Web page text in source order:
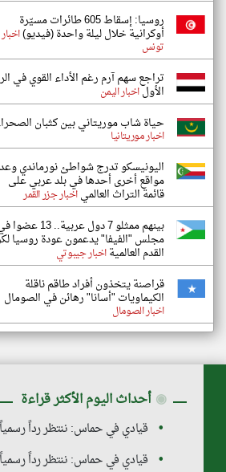
روسيا: إسقاط 605 طائرات مسيّرة
أوكرانية خلال ليلة واحدة (فيديو)اخبار
تونس
تراجع سهم آرم رغم الأداء القوي في
الأولاخبار اليمن
حياة شاب موريتاني بين كثبان
اخبار موريتانيا
اليونيسكو تدرج شواطئ نورماندي
مواقع أخرى أحدها في بلد عربي على
قائمة التراث العالمياخبار جزر القمر
بينهم ممثلو 7 دول عربية.. 13
مجلس "الفيفا" يدعمون عودة روسيا
القدم العالميةاخبار جيبوتي
قراصنة يتخذون أفراد طاقم ناقلة
الكيماويات "أسانا" رهائن في الصومال
اخبار الصومال
◉ أحداث اليوم الأكثر قراءة
قيادي في حماس: ننتظر رداً
قيادي في حماس: ننتظر رداً